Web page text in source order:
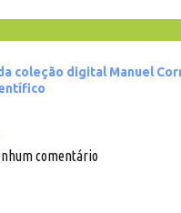
coleção digital Manuel
comentário